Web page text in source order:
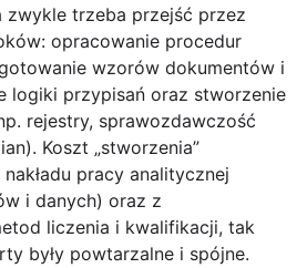
zwykle trzeba przejść przez
opracowanie procedur
wzorów dokumentów i
logiki przypisań oraz stworzenie
rejestry, sprawozdawczość
Koszt „stworzenia”
pracy analitycznej
i danych) oraz z
liczenia i kwalifikacji, tak
były powtarzalne i spójne.